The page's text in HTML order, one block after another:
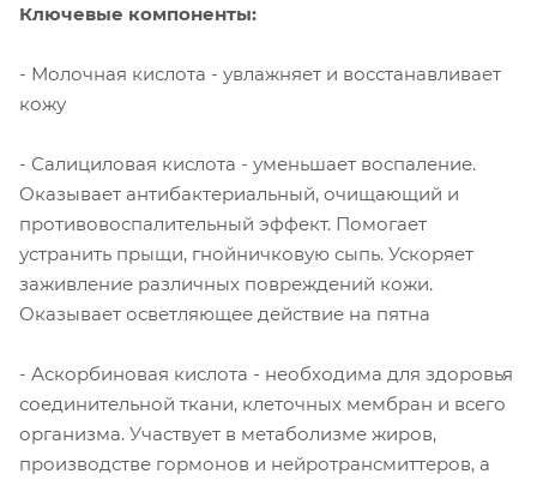
Ключевые компоненты:
- Молочная кислота - увлажняет и восстанавливает
кожу
- Салициловая кислота - уменьшает воспаление.
Оказывает антибактериальный, очищающий и
противовоспалительный эффект. Помогает
устранить прыщи, гнойничковую сыпь. Ускоряет
заживление различных повреждений кожи.
Оказывает осветляющее действие на пятна
- Аскорбиновая кислота - необходима для здоровья
соединительной ткани, клеточных мембран и всего
организма. Участвует в метаболизме жиров,
производстве гормонов и нейротрансмиттеров, а